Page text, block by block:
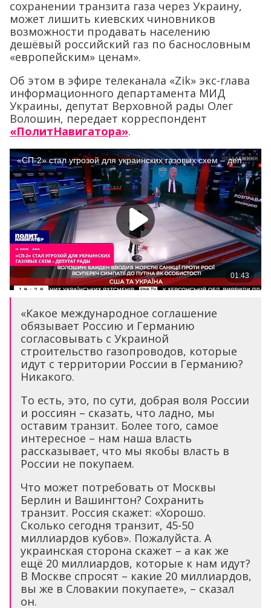
сохранении транзита газа через Украину,
может лишить киевских чиновников
возможности продавать населению
дешёвый российский газ по баснословным
«европейским» ценам».
Об этом в эфире телеканала «Zik» экс-глава
информационного департамента МИД
Украины, депутат Верховной рады Олег
Волошин, передает корреспондент
«ПолитНавигатора».
«Какое международное соглашение
обязывает Россию и Германию
согласовывать с Украиной
строительство газопроводов, которые
идут с территории России в Германию?
Никакого.
То есть, это, по сути, добрая воля России
и россиян – сказать, что ладно, мы
оставим транзит. Более того, самое
интересное – нам наша власть
рассказывает, что мы якобы власть в
России не покупаем.
Что может потребовать от Москвы
Берлин и Вашингтон? Сохранить
транзит. Россия скажет: «Хорошо.
Сколько сегодня транзит, 45-50
миллиардов кубов». Пожалуйста. А
украинская сторона скажет – а как же
ещё 20 миллиардов, которые к нам идут?
В Москве спросят – какие 20 миллиардов,
вы же в Словакии покупаете», – сказал
он.